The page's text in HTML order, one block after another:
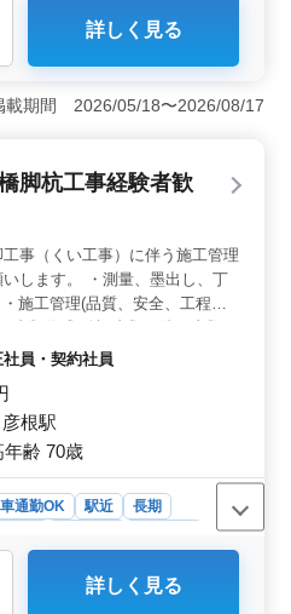
業務＞ 新幹線や高速道路な
注者支援業務を担当します。
者が求められ、建設コンサ
重要業務を担当しま
歳まで募集中！＞ 経験と
ており、長年の経験や知識
を支援します。業界のリー
進の育成にも関われま
務！駅近環境＞ 仙台市内
橋駅からのアクセスが便利
すく、快適な働き場を提供
おり、安心してキャリアを
詳しく見る
載期間 2026/05/18〜2026/08/17
脚杭工事経験者歓
事（くい工事）に伴う施工管理
します。 ・測量、墨出し、丁
施工管理(品質、安全、工程・
配、協力業者打ち合わせ等
、60代のベテランシニアの方
※遠方からお越しの方は宿舎を
りますのでお気軽にお問い合わ
。
員・契約社員
根駅
齢 70歳
車通勤OK 駅近
長期
管理業務＞ 新幹線橋脚工事
詳しく見る